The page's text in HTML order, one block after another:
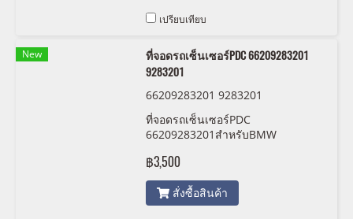
เปรียบเทียบ
New
ที่จอดรถเซ็นเซอร์PDC 66209283201
9283201
66209283201 9283201
ที่จอดรถเซ็นเซอร์PDC
66209283201สำหรับBMW
อะไหล่เก่า สำหรับรถ MINI COOPER
สภาพสวยพร้อมใช้งาน
฿3,500
สั่งซื้อสินค้า